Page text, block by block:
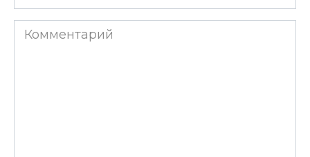
Комментарий